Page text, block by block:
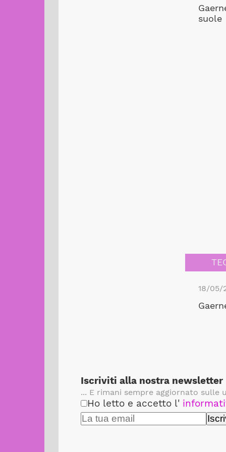
suole
18/05/
Iscriviti alla nostra newsletter
... E rimani sempre aggiornato sulle
Ho letto e accetto l'